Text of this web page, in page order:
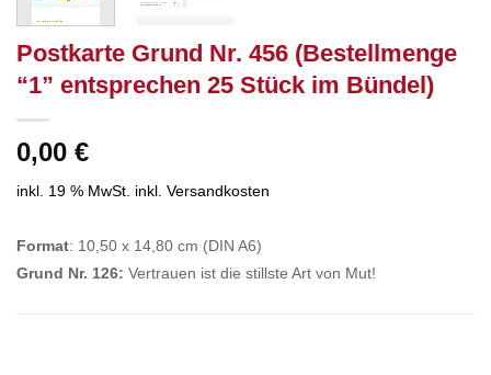
Postkarte Grund Nr. 456 (Bestellmenge
“1” entsprechen 25 Stück im Bündel)
0,00 €
inkl. 19 % MwSt. inkl. Versandkosten
Format: 10,50 x 14,80 cm (DIN A6)
Grund Nr. 126: Vertrauen ist die stillste Art von Mut!